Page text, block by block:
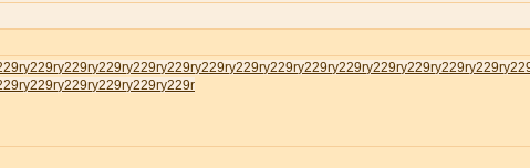
у229rу229rу229rу229rу229rу229rу229rу229rу229rу229rу229rу229rу229rу229r
у229rу229rу229rу229rу229r